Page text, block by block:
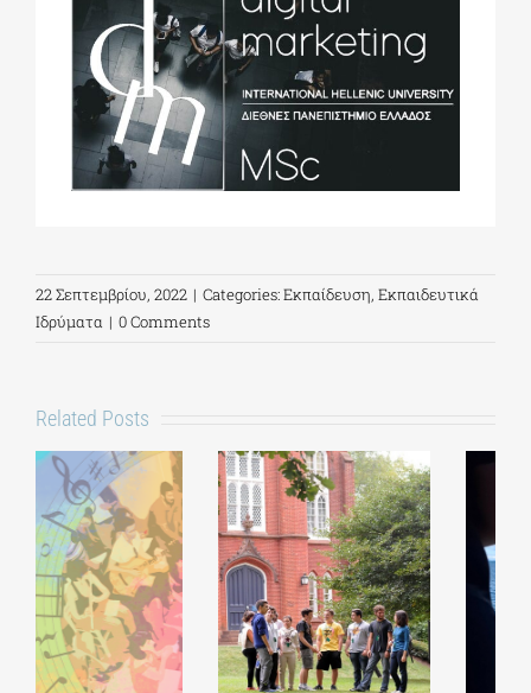
22 Σεπτεμβρίου, 2022 | Categories:Εκπαίδευση, Εκπαιδευτικά
Ιδρύματα | 0 Comments
Related Posts